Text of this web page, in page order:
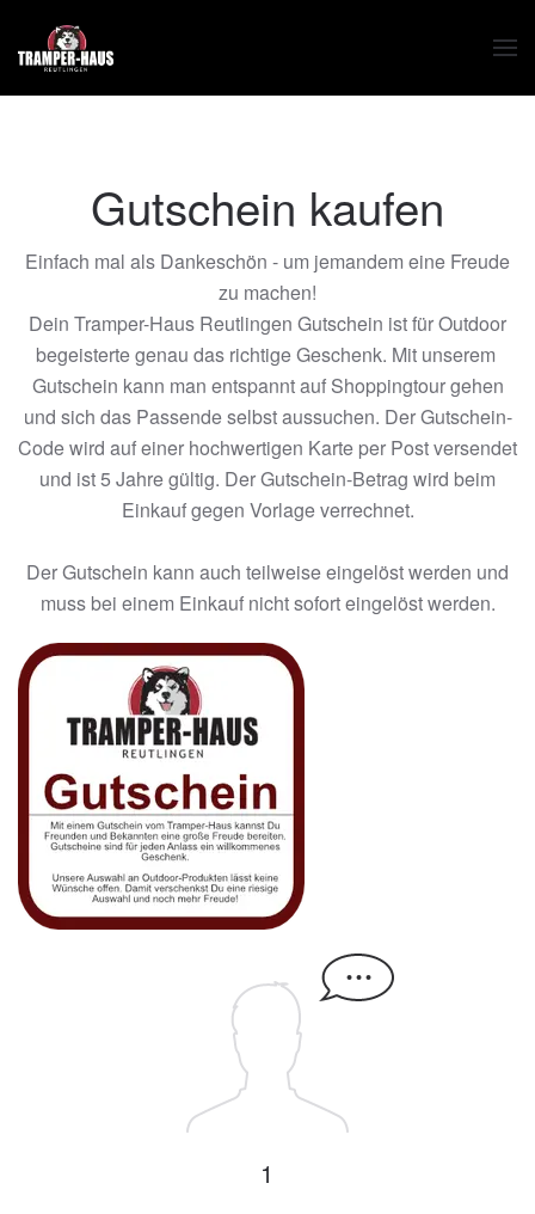
Zum Hauptinhalt springen
Gutschein kaufen
Einfach mal als Dankeschön - um jemandem eine Freude
zu machen!
Dein Tramper-Haus Reutlingen Gutschein ist für Outdoor
begeisterte genau das richtige Geschenk. Mit unserem
Gutschein kann man entspannt auf Shoppingtour gehen
und sich das Passende selbst aussuchen. Der Gutschein-
Code wird auf einer hochwertigen Karte per Post versendet
und ist 5 Jahre gültig. Der Gutschein-Betrag wird beim
Einkauf gegen Vorlage verrechnet.
Der Gutschein kann auch teilweise eingelöst werden und
muss bei einem Einkauf nicht sofort eingelöst werden.
1